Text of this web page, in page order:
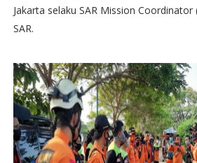
Jakarta selaku SAR Mission
SAR.